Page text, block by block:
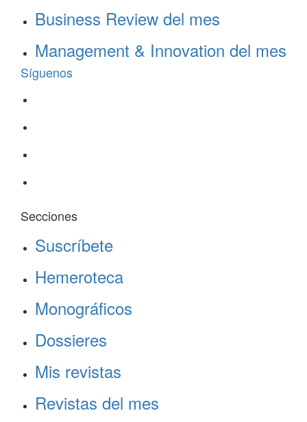
Business Review del mes
Management & Innovation del mes
Síguenos
Secciones
Suscríbete
Hemeroteca
Monográficos
Dossieres
Mis revistas
Revistas del mes